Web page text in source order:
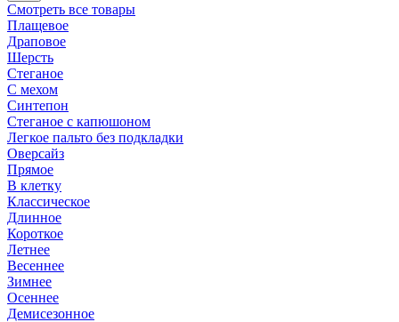
Смотреть все товары
Плащевое
Драповое
Шерсть
Стеганое
С мехом
Синтепон
Стеганое с капюшоном
Легкое пальто без подкладки
Оверсайз
Прямое
В клетку
Классическое
Длинное
Короткое
Летнее
Весеннее
Зимнее
Осеннее
Демисезонное